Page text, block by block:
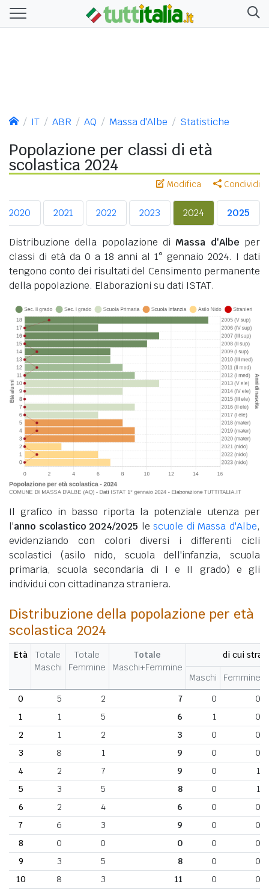
IT ABR AQ Massa d'Albe Statistiche
Popolazione per classi di età
scolastica 2024
Modifica Condividi
2020 2021 2022 2023 2024 2025
Distribuzione della popolazione di Massa d'Albe per
classi di età da 0 a 18 anni al 1° gennaio 2024. I dati
tengono conto dei risultati del Censimento permanente
della popolazione. Elaborazioni su dati ISTAT.
Il grafico in basso riporta la potenziale utenza per
l'anno scolastico 2024/2025 lescuole di Massa d'Albe,
evidenziando con colori diversi i differenti cicli
scolastici (asilo nido, scuola dell'infanzia, scuola
primaria, scuola secondaria di I e II grado) e gli
individui con cittadinanza straniera.
Distribuzione della popolazione per età
scolastica 2024
Età
Totale
Maschi
Totale
Femmine
Totale
Maschi+Femmine
di cui
Maschi Femmine
0
5 2 7 0
0
1
1 5 6 1
0
2
1 2 3 0
0
3
8 1 9 0
0
4
2 7 9 0
1
5
3 5 8 0
1
6
2 4 6 0
0
7
6 3 9 0
0
8
0 0 0 0
0
9
3 5 8 0
0
10
8 3 11 0
0